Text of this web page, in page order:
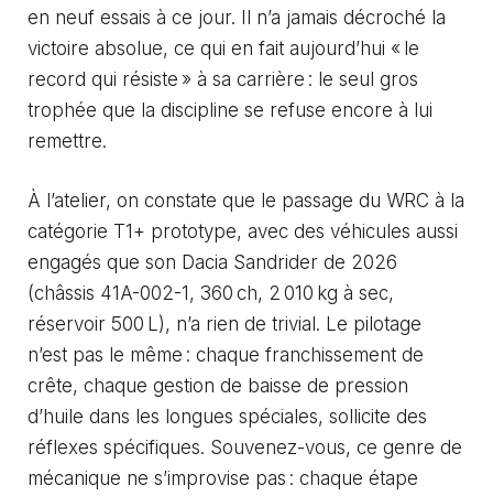
en neuf essais à ce jour. Il n’a jamais décroché la
victoire absolue, ce qui en fait aujourd’hui « le
record qui résiste » à sa carrière : le seul gros
trophée que la discipline se refuse encore à lui
remettre.
À l’atelier, on constate que le passage du WRC à la
catégorie T1+ prototype, avec des véhicules aussi
engagés que son Dacia Sandrider de 2026
(châssis 41A-002-1, 360 ch, 2 010 kg à sec,
réservoir 500 L), n’a rien de trivial. Le pilotage
n’est pas le même : chaque franchissement de
crête, chaque gestion de baisse de pression
d’huile dans les longues spéciales, sollicite des
réflexes spécifiques. Souvenez-vous, ce genre de
mécanique ne s’improvise pas : chaque étape